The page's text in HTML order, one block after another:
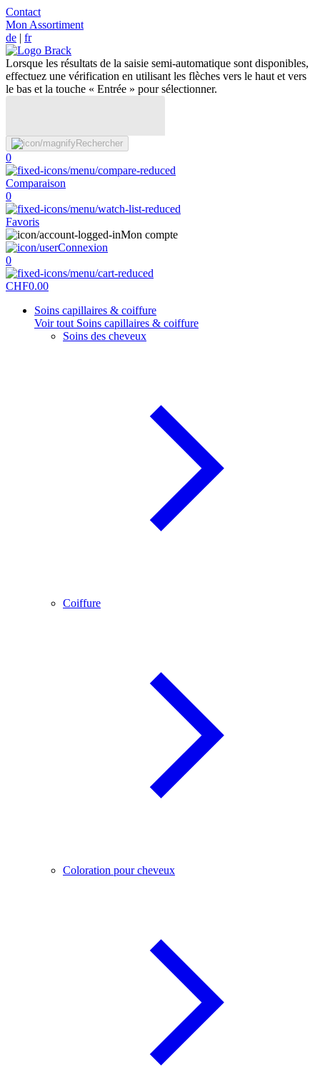
Contact
Mon Assortiment
de | fr
Lorsque les résultats de la saisie semi-automatique sont disponibles,
effectuez une vérification en utilisant les flèches vers le haut et vers
le bas et la touche « Entrée » pour sélectionner.
Rechercher
0
Comparaison
0
Favoris
Mon compte
Connexion
0
CHF0.00
Soins capillaires & coiffure
Voir tout Soins capillaires & coiffure
Soins des cheveux
Coiffure
Coloration pour cheveux